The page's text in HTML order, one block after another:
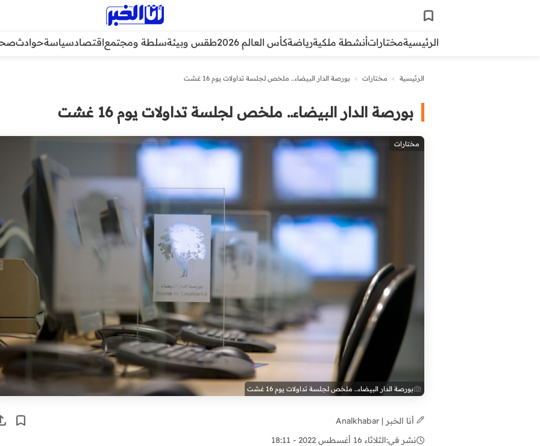
الرئيسيةمختاراتأنشطة ملكيةرياضةكأس العالم 2026 طقس وبيئةسلطة ومجتمعاقتصادسياسةحوادث
الرئيسية > مختارات > بورصة الدار البيضاء.. ملخص لجلسة تداولات يوم 16 غشت
بورصة الدار البيضاء.. ملخص لجلسة تداولات يوم 16 غشت
مختارات
بورصة الدار البيضاء.. ملخص لجلسة تداولات يوم 16 غشت
أنا الخبر | Analkhabar
نشر في:الثلاثاء 16 أغسطس 2022 - 18:11